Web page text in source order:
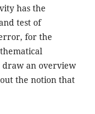
has the
test of
for the
draw an overview
the notion that